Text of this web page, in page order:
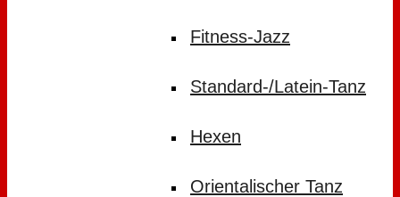
Fitness-Jazz
Standard-/Latein-Tanz
Hexen
Orientalischer Tanz